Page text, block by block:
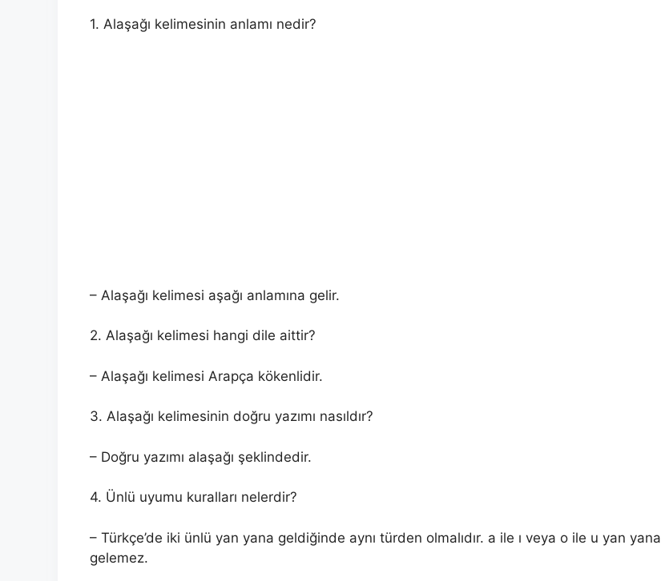
1. Alaşağı kelimesinin anlamı nedir?
– Alaşağı kelimesi aşağı anlamına gelir.
2. Alaşağı kelimesi hangi dile aittir?
– Alaşağı kelimesi Arapça kökenlidir.
3. Alaşağı kelimesinin doğru yazımı nasıldır?
– Doğru yazımı alaşağı şeklindedir.
4. Ünlü uyumu kuralları nelerdir?
– Türkçe’de iki ünlü yan yana geldiğinde aynı türden olmalıdır. a ile ı veya o ile u yan yana
gelemez.